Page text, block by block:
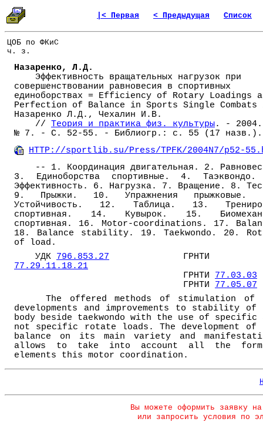
|< Первая < Предыдущая Список
ЦОБ по ФКиС
ч. з.
Назаренко, Л.Д.
Эффективность вращательных нагрузок при
совершенствовании равновесия в спортивных
единоборствах = Efficiency of Rotary Loadings
Perfection of Balance in Sports Single Combats
Назаренко Л.Д., Чехалин И.В.
// Теория и практика физ. культуры. -
№ 7. - С. 52-55. - Библиогр.: с. 55 (17 назв.).
HTTP://sportlib.su/Press/TPFK/2004N7/p52-
-- 1. Координация двигательная. 2.
3. Единоборства спортивные. 4.
Эффективность. 6. Нагрузка. 7. Вращение. 8.
9. Прыжки. 10. Упражнения прыжковые.
Устойчивость. 12. Таблица. 13.
спортивная. 14. Кувырок. 15.
спортивная. 16. Motor-coordinations. 17.
18. Balance stability. 19. Taekwondo. 20.
of load.
УДК 796.853.27 ГРНТИ
77.29.11.18.21
ГРНТИ 77.03.03
ГРНТИ 77.05.07
The offered methods of stimulation of
developments and improvements to stability of
body beside taekwondo with the use of specific
not specific rotate loads. The development of
balance on its main variety and
allows to take into account all the
elements this motor coordination.
Вы можете оформить заявку
или запросить условия по